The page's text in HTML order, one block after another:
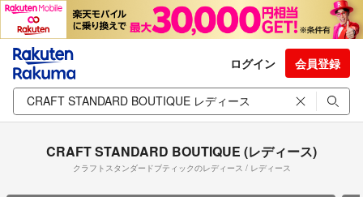
ログイン 会員登録
CRAFT STANDARD BOUTIQUE (レディース)
クラフトスタンダードブティックのレディース / レディース